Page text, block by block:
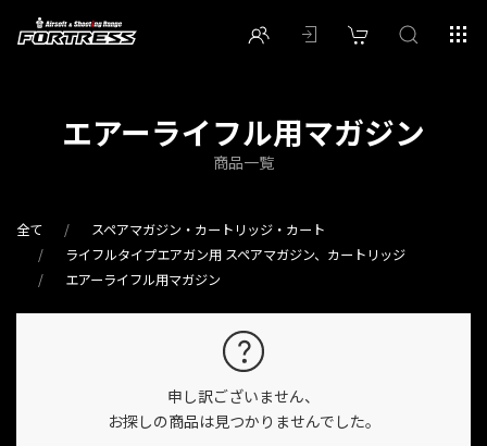
エアーライフル用マガジン
商品一覧
全て
スペアマガジン・カートリッジ・カート
ライフルタイプエアガン用 スペアマガジン、カートリッジ
エアーライフル用マガジン
申し訳ございません、
お探しの商品は見つかりませんでした。